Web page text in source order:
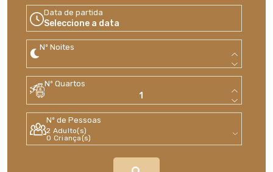
Data de partida
Seleccione a data
Nº Noites
Nº Quartos
Nº de Pessoas
2 Adulto(s)
0 Criança(s)